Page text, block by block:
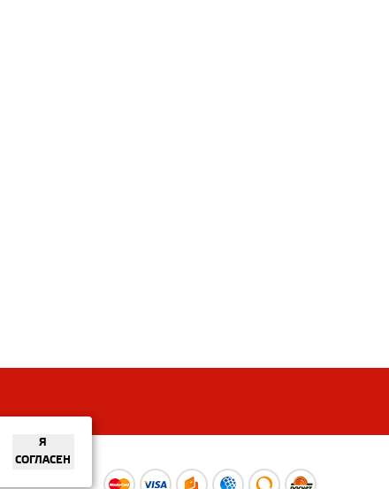
Я
СОГЛАСЕН